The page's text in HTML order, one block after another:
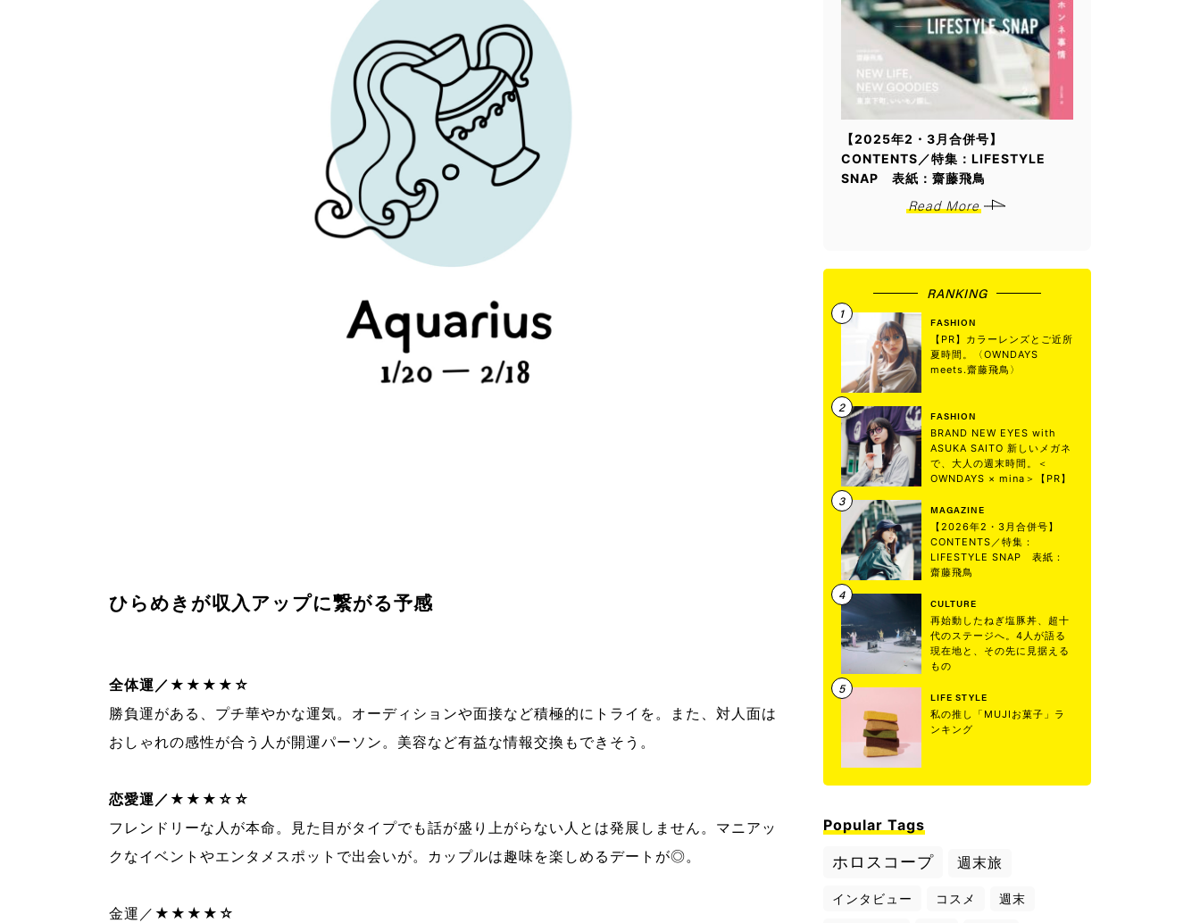
ひらめきが収入アップに繋がる予感
全体運／★★★★☆
勝負運がある、プチ華やかな運気。オーディションや面接など積極的にトライを。また、対人面は
おしゃれの感性が合う人が開運パーソン。美容など有益な情報交換もできそう。
恋愛運／★★★☆☆
フレンドリーな人が本命。見た目がタイプでも話が盛り上がらない人とは発展しません。マニアッ
クなイベントやエンタメスポットで出会いが。カップルは趣味を楽しめるデートが◎。
金運／★★★★☆
【2025年2・3月合併号】
CONTENTS／特集：LIFESTYLE
SNAP 表紙：齋藤飛鳥
Read More
RANKING
FASHION
【PR】カラーレンズとご近所
夏時間。〈OWNDAYS
meets.齋藤飛鳥〉
FASHION
BRAND NEW EYES with
ASUKA SAITO 新しいメガネ
で、大人の週末時間。＜
OWNDAYS × mina＞【PR】
MAGAZINE
【2026年2・3月合併号】
CONTENTS／特集：
LIFESTYLE SNAP 表紙：
齋藤飛鳥
CULTURE
再始動したねぎ塩豚丼、超十
代のステージへ。4人が語る
現在地と、その先に見据える
もの
LIFE STYLE
私の推し「MUJIお菓子」ラ
ンキング
Popular Tags
ホロスコープ 週末旅
インタビュー コスメ 週末